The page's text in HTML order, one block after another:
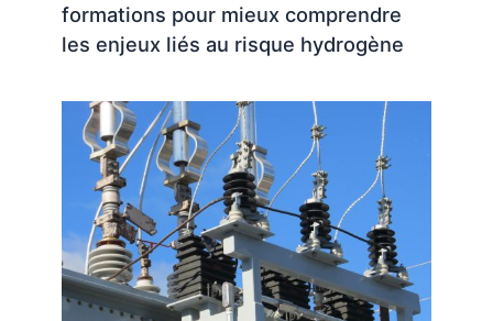
formations pour mieux comprendre
les enjeux liés au risque hydrogène